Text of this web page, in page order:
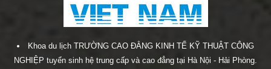
Khoa du lịch TRƯỜNG CAO ĐẲNG KINH TẾ KỸ THUẬT CÔNG
NGHIỆP tuyển sinh hệ trung cấp và cao đẳng tại Hà Nội - Hải Phòng.